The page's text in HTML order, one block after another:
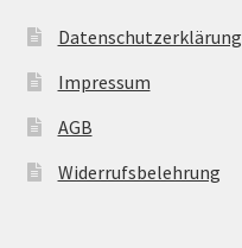
Datenschutzerklärung
Impressum
AGB
Widerrufsbelehrung